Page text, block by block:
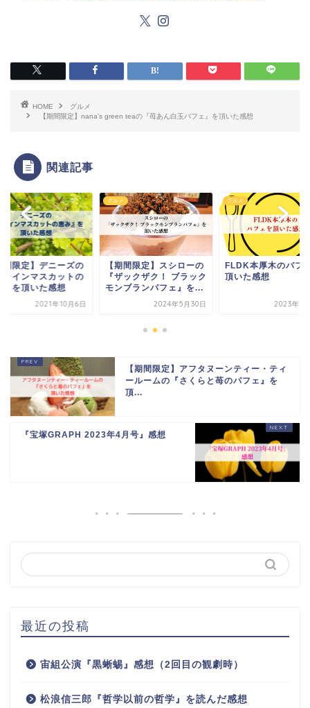
HOME
グルメ
【期間限定】nana’s green teaの『苺あん白玉パフェ』を頂いた感想
関連記事
間限定】デニーズの
ャインマスカットの
』を頂いた感想
2021年10月6日
グルメ
【期間限定】スシローの
『ザックザク！ ブラック
モンブランパフェ』を...
2024年5月30日
グルメ
FLDK本厚木のパフ
頂いた感想
2023年7
【期間限定】アフタヌーンティー・ティ
ールームの『さくらと苺のパフェ』を
頂...
『宝塚GRAPH 2023年4月号』感想
最近の投稿
宙組公演『黒蜥蜴』感想（2回目の観劇時）
松浪信三郎『哲学以前の哲学』を読んだ感想